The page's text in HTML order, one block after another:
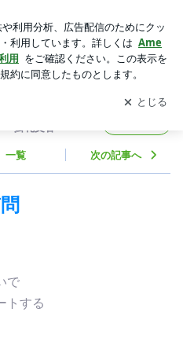
ョナー掛札文香
の更新通知
を受け取りまし
開く
ー掛札文香
一覧 次の記事へ
問
で
トする